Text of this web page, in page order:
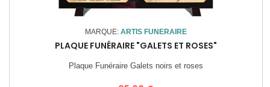
MARQUE: ARTIS FUNERAIRE
PLAQUE FUNÉRAIRE "GALETS ET ROSES"
Plaque Funéraire Galets noirs et roses